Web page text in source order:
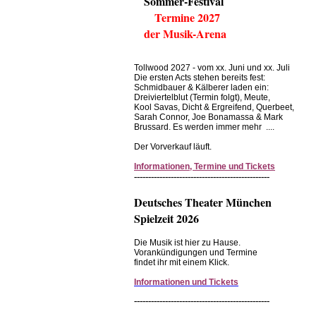
Termine 2027
der Musik-Arena
Tollwood 2027 - vom xx. Juni und xx. Juli
Die ersten Acts stehen bereits fest:
Schmidbauer & Kälberer laden ein:
Dreiviertelblut (Termin folgt), Meute,
Kool Savas, Dicht & Ergreifend, Querbeet,
Sarah Connor, Joe Bonamassa & Mark
Brussard. Es werden immer mehr ....
Der Vorverkauf läuft.
Informationen, Termine und Tickets
------------------------------------------------
Deutsches Theater München
Spielzeit 2026
Die Musik ist hier zu Hause.
Vorankündigungen und Termine
findet ihr mit einem Klick.
Informationen und Tickets
------------------------------------------------